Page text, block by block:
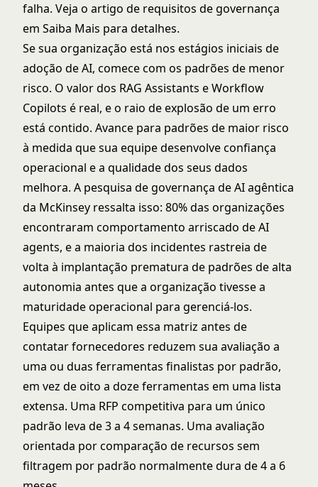
falha. Veja o artigo de requisitos de governança
em Saiba Mais para detalhes.
Se sua organização está nos estágios iniciais de
adoção de AI, comece com os padrões de menor
risco. O valor dos RAG Assistants e Workflow
Copilots é real, e o raio de explosão de um erro
está contido. Avance para padrões de maior risco
à medida que sua equipe desenvolve confiança
operacional e a qualidade dos seus dados
melhora. A pesquisa de governança de AI agêntica
da McKinsey ressalta isso: 80% das organizações
encontraram comportamento arriscado de AI
agents, e a maioria dos incidentes rastreia de
volta à implantação prematura de padrões de alta
autonomia antes que a organização tivesse a
maturidade operacional para gerenciá-los.
Equipes que aplicam essa matriz antes de
contatar fornecedores reduzem sua avaliação a
uma ou duas ferramentas finalistas por padrão,
em vez de oito a doze ferramentas em uma lista
extensa. Uma RFP competitiva para um único
padrão leva de 3 a 4 semanas. Uma avaliação
orientada por comparação de recursos sem
filtragem por padrão normalmente dura de 4 a 6